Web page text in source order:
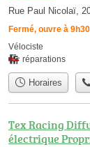
Rue Paul Nicolaï,
Fermé, ouvre à 9h30
Vélociste
réparations
Horaires
Tex Racing
électrique